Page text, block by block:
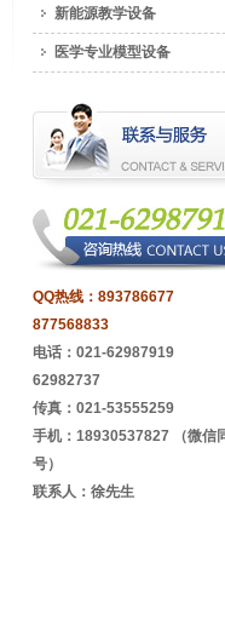
新能源教学设备
医学专业模型设备
QQ热线： 893786677
877568833
电话：021-62987919
62982737
传真：021-53555259
手机：18930537827 （微信
号）
联系人：徐先生